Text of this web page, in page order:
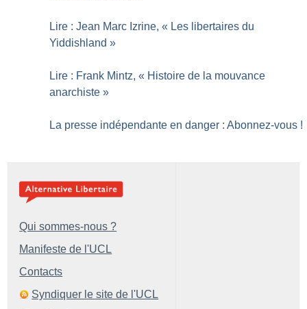
Lire : Jean Marc Izrine, « Les libertaires du
Yiddishland »
Lire : Frank Mintz, « Histoire de la mouvance
anarchiste »
La presse indépendante en danger : Abonnez-vous !
Qui sommes-nous ?
Manifeste de l'UCL
Contacts
Syndiquer le site de l'UCL